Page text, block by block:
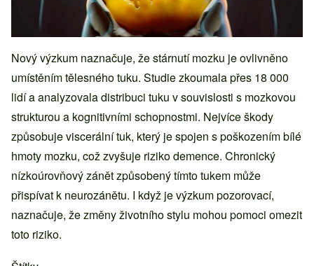
Nový výzkum naznačuje, že stárnutí mozku je ovlivněno
umístěním tělesného tuku. Studie zkoumala přes 18 000
lidí a analyzovala distribuci tuku v souvislosti s mozkovou
strukturou a kognitivními schopnostmi. Nejvíce škody
způsobuje viscerální tuk, který je spojen s poškozením bílé
hmoty mozku, což zvyšuje riziko demence. Chronický
nízkoúrovňový zánět způsobený tímto tukem může
přispívat k neurozánětu. I když je výzkum pozorovací,
naznačuje, že změny životního stylu mohou pomoci omezit
toto riziko.